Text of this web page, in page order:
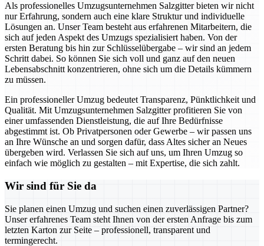
Als professionelles Umzugsunternehmen Salzgitter bieten wir nicht
nur Erfahrung, sondern auch eine klare Struktur und individuelle
Lösungen an. Unser Team besteht aus erfahrenen Mitarbeitern, die
sich auf jeden Aspekt des Umzugs spezialisiert haben. Von der
ersten Beratung bis hin zur Schlüsselübergabe – wir sind an jedem
Schritt dabei. So können Sie sich voll und ganz auf den neuen
Lebensabschnitt konzentrieren, ohne sich um die Details kümmern
zu müssen.
Ein professioneller Umzug bedeutet Transparenz, Pünktlichkeit und
Qualität. Mit Umzugsunternehmen Salzgitter profitieren Sie von
einer umfassenden Dienstleistung, die auf Ihre Bedürfnisse
abgestimmt ist. Ob Privatpersonen oder Gewerbe – wir passen uns
an Ihre Wünsche an und sorgen dafür, dass Altes sicher an Neues
übergeben wird. Verlassen Sie sich auf uns, um Ihren Umzug so
einfach wie möglich zu gestalten – mit Expertise, die sich zahlt.
Wir sind für Sie da
Sie planen einen Umzug und suchen einen zuverlässigen Partner?
Unser erfahrenes Team steht Ihnen von der ersten Anfrage bis zum
letzten Karton zur Seite – professionell, transparent und
termingerecht.